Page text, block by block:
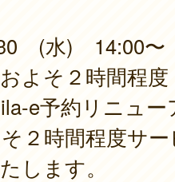
30 (水) 14:00〜
時間程度
e予約リニュー
２時間程度サ
す。